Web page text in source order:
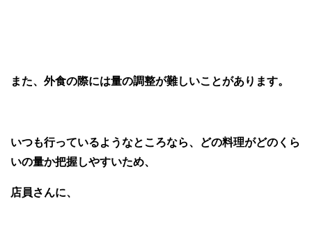
また、外食の際には量の調整が難しいことがあります。
いつも行っているようなところなら、どの料理がどのくら
いの量か把握しやすいため、
店員さんに、